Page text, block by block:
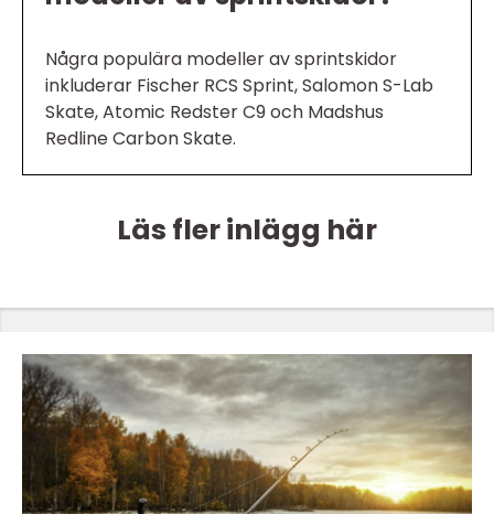
Några populära modeller av sprintskidor
inkluderar Fischer RCS Sprint, Salomon S-Lab
Skate, Atomic Redster C9 och Madshus
Redline Carbon Skate.
Läs fler inlägg här